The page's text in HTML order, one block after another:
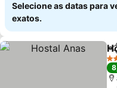
Selecione as datas para
exatos.
2